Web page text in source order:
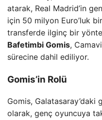
atarak, Real Madrid’in
için 50 milyon Euro’luk
transferde ilginç bir
Bafetimbi Gomis,
sürecine dahil ediliyor.
Gomis’in Rolü
Gomis, Galatasaray’daki
olarak, genç oyuncuya